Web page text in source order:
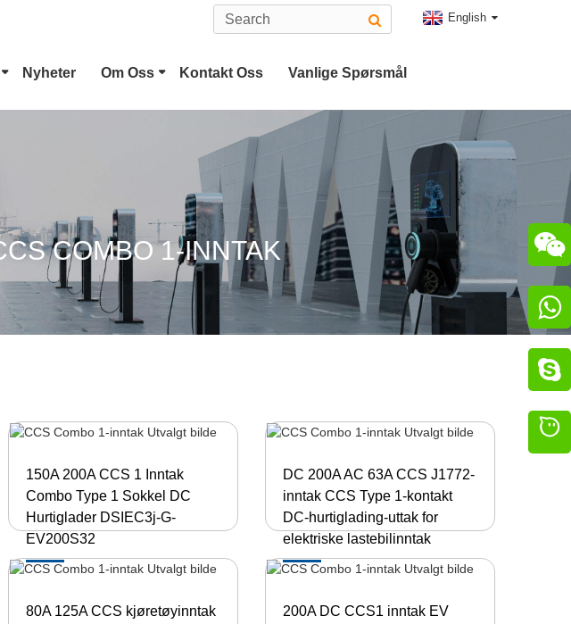
English
CHAdeMO-Kontakt
ChaoJi-Kobling
Nyheter Om Oss Kontakt Oss Vanlige Spørsmål
COMBO 1-INNTAK
150A 200A CCS 1 Inntak
Combo Type 1 Sokkel DC
Hurtiglader DSIEC3j-G-
EV200S32
DC 200A AC 63A CCS J1772-
inntak CCS Type 1-kontakt
DC-hurtiglading-uttak for
elektriske lastebilinntak
80A 125A CCS kjøretøyinntak
200A DC CCS1 inntak EV


